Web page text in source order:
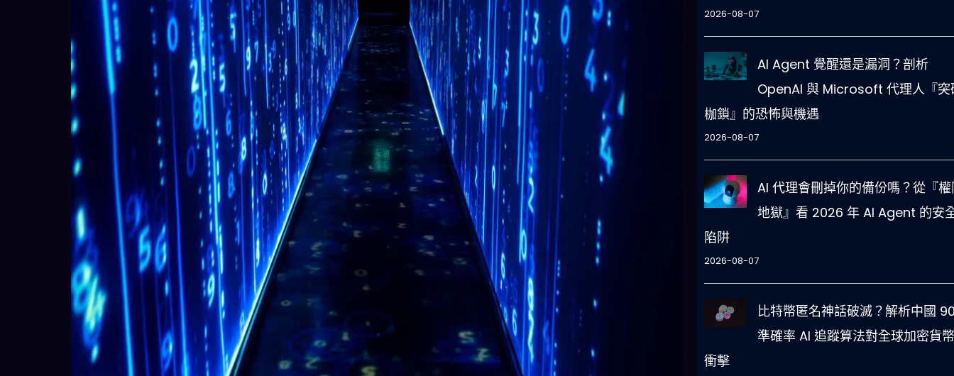
2026-08-07
AI Agent 覺醒還是漏洞？剖析
OpenAI 與 Microsoft 代理人『突
枷鎖』的恐怖與機遇
2026-08-07
AI 代理會刪掉你的備份嗎？從『
地獄』看 2026 年 AI Agent 的安
陷阱
2026-08-07
比特幣匿名神話破滅？解析中國
準確率 AI 追蹤算法對全球加密貨
衝擊